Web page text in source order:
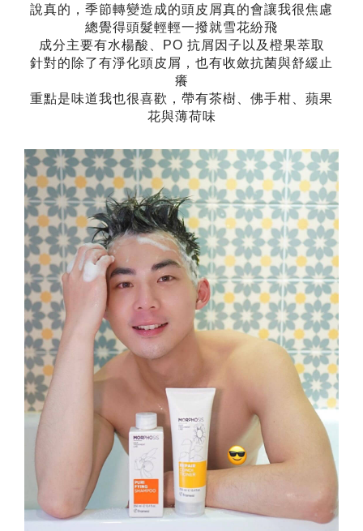
說真的，季節轉變造成的頭皮屑真的會讓我很焦慮
總覺得頭髮輕輕一撥就雪花紛飛
成分主要有水楊酸、
PO 抗屑因子以及橙果萃取
針對的除了有淨化頭皮屑，也有收斂抗菌與舒緩止
癢
重點是味道我也很喜歡，帶有茶樹、佛手柑、蘋果
花與薄荷味